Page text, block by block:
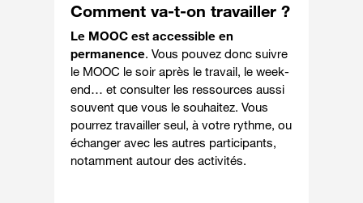
Comment va-t-on travailler ?
Le MOOC est accessible en
permanence. Vous pouvez donc suivre
le MOOC le soir après le travail, le week-
end… et consulter les ressources aussi
souvent que vous le souhaitez. Vous
pourrez travailler seul, à votre rythme, ou
échanger avec les autres participants,
notamment autour des activités.